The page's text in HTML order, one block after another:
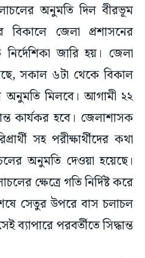
অনুমতি দিল বীরভূম
বিকালে জেলা প্রশাসনের
জারি হয়। জেলা
সকাল ৬টা থেকে বিকাল
অনুমতি মিলবে। আগামী ২২
কার্যকর হবে। জেলাশাসক
সহ পরীক্ষার্থীদের কথা
অনুমতি দেওয়া হয়েছে।
ক্ষেত্রে গতি নির্দিষ্ট করে
সেতুর উপরে বাস চলাচল
ব্যাপারে পরবর্তীতে সিদ্ধান্ত